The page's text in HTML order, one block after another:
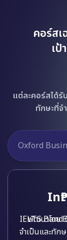
คอร์ส
เ
แต่ละคอร์สได้รั
ทักษะที่จ
Pearson
พัฒนาโดย
จำเป็นและทัก